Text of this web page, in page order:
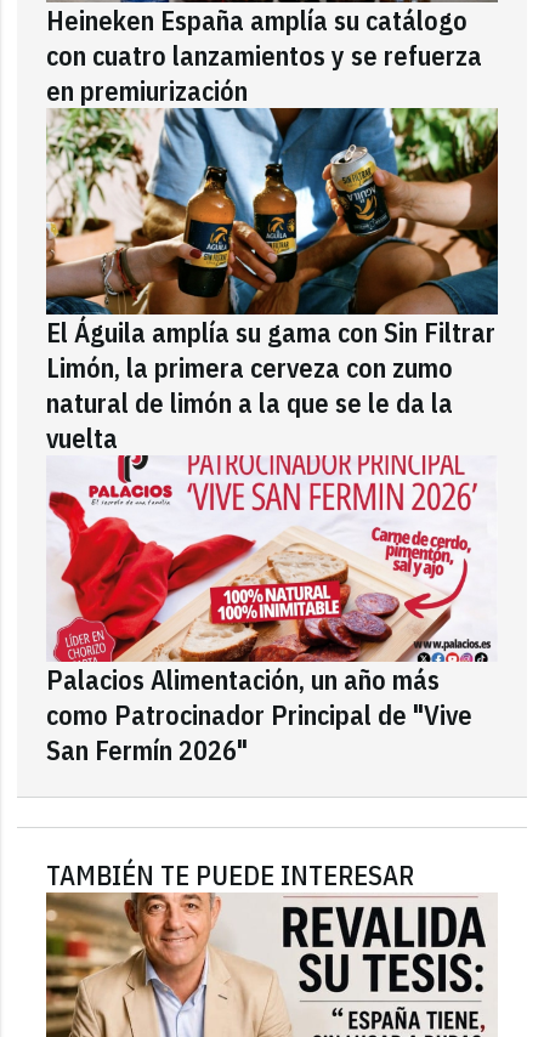
Heineken España amplía su catálogo
con cuatro lanzamientos y se refuerza
en premiurización
El Águila amplía su gama con Sin Filtrar
Limón, la primera cerveza con zumo
natural de limón a la que se le da la
vuelta
Palacios Alimentación, un año más
como Patrocinador Principal de "Vive
San Fermín 2026"
TAMBIÉN TE PUEDE INTERESAR